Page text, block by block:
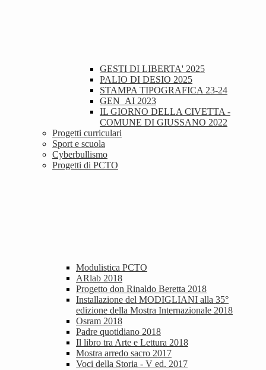
GESTI DI LIBERTA' 2025
PALIO DI DESIO 2025
STAMPA TIPOGRAFICA 23-24
GEN_AI 2023
IL GIORNO DELLA CIVETTA -
COMUNE DI GIUSSANO 2022
Progetti curriculari
Sport e scuola
Cyberbullismo
Progetti di PCTO
Modulistica PCTO
ARlab 2018
Progetto don Rinaldo Beretta 2018
Installazione del MODIGLIANI alla 35°
edizione della Mostra Internazionale 2018
Osram 2018
Padre quotidiano 2018
Il libro tra Arte e Lettura 2018
Mostra arredo sacro 2017
Voci della Storia - V ed. 2017